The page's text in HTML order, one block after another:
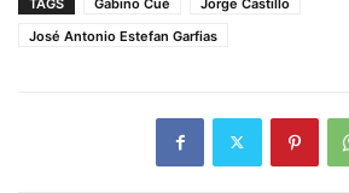
José Antonio Estefan Garfias